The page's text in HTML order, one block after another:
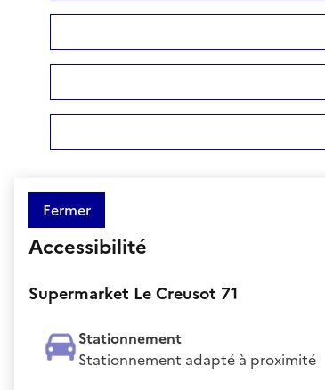
Fermer
Accessibilité
Supermarket Le Creusot 71
Stationnement
Stationnement adapté à proximité